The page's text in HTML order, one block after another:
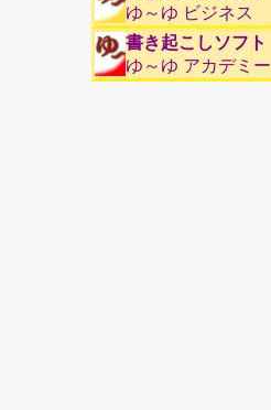
ゆ～ゆ ビジネス
書き起こしソフト
ゆ～ゆ アカデミー